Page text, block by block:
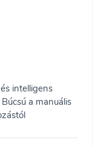
intelligens
a manuális